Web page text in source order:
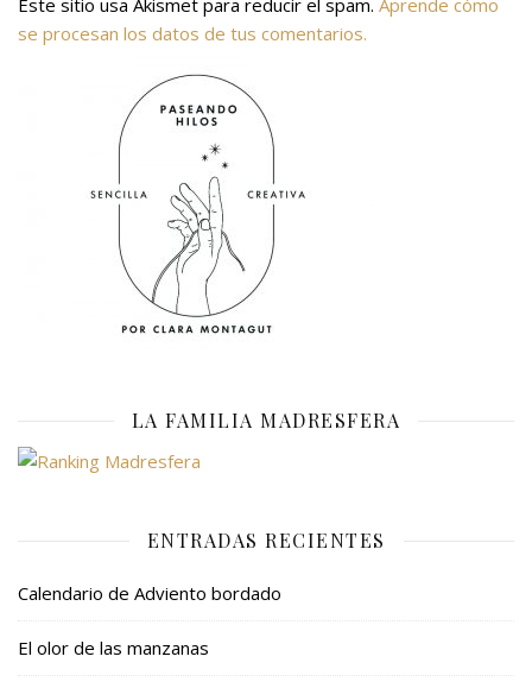
Este sitio usa Akismet para reducir el spam. Aprende cómo
se procesan los datos de tus comentarios.
LA FAMILIA MADRESFERA
ENTRADAS RECIENTES
Calendario de Adviento bordado
El olor de las manzanas